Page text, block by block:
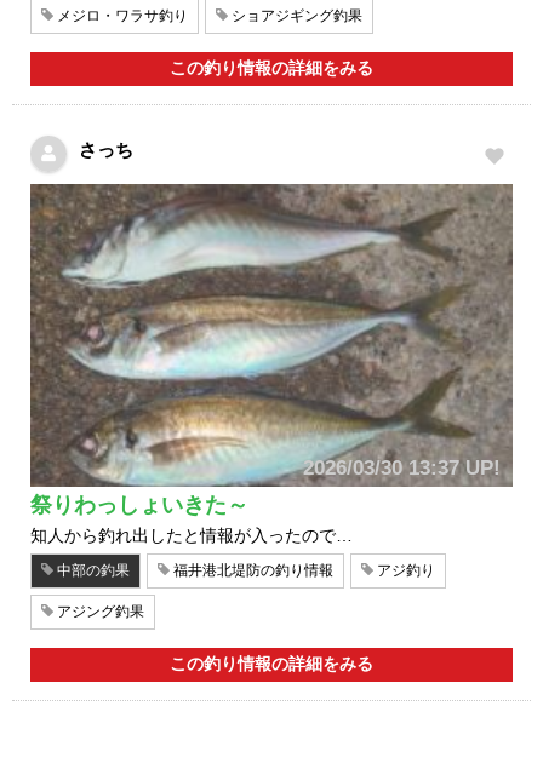
メジロ・ワラサ釣り ショアジギング釣果
この釣り情報の詳細をみる
さっち
2026/03/30 13:37 UP!
祭りわっしょいきた～
知人から釣れ出したと情報が入ったので…
中部の釣果 福井港北堤防の釣り情報 アジ釣り
アジング釣果
この釣り情報の詳細をみる